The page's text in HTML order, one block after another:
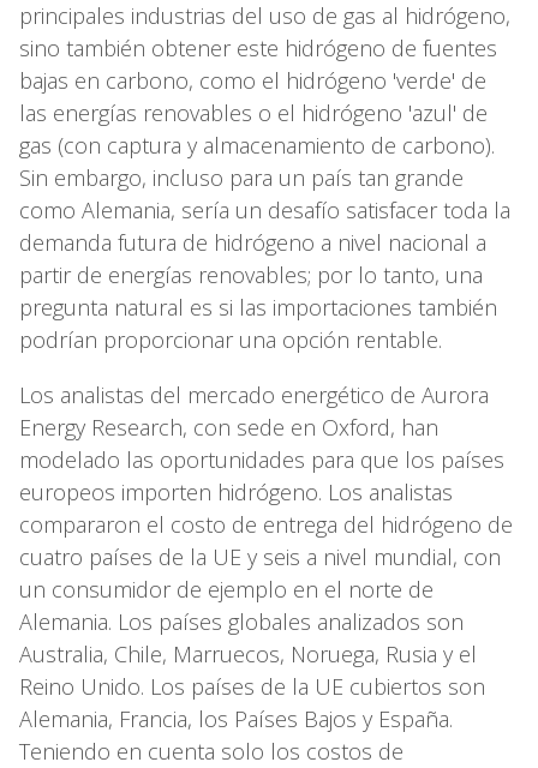
principales industrias del uso de gas al hidrógeno,
sino también obtener este hidrógeno de fuentes
bajas en carbono, como el hidrógeno 'verde' de
las energías renovables o el hidrógeno 'azul' de
gas (con captura y almacenamiento de carbono).
Sin embargo, incluso para un país tan grande
como Alemania, sería un desafío satisfacer toda la
demanda futura de hidrógeno a nivel nacional a
partir de energías renovables; por lo tanto, una
pregunta natural es si las importaciones también
podrían proporcionar una opción rentable.
Los analistas del mercado energético de Aurora
Energy Research, con sede en Oxford, han
modelado las oportunidades para que los países
europeos importen hidrógeno. Los analistas
compararon el costo de entrega del hidrógeno de
cuatro países de la UE y seis a nivel mundial, con
un consumidor de ejemplo en el norte de
Alemania. Los países globales analizados son
Australia, Chile, Marruecos, Noruega, Rusia y el
Reino Unido. Los países de la UE cubiertos son
Alemania, Francia, los Países Bajos y España.
Teniendo en cuenta solo los costos de